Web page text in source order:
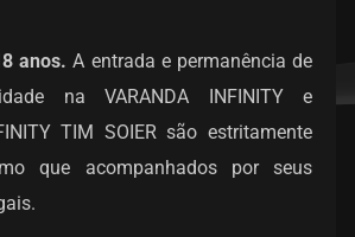
anos. A entrada e permanência de
na VARANDA INFINITY e
TIM SOIER são estritamente
que acompanhados por seus